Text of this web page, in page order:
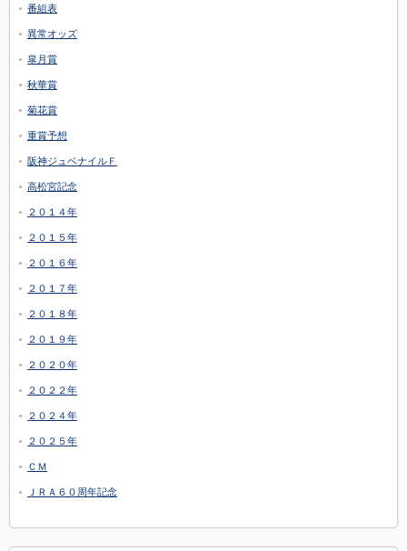
番組表
異常オッズ
皐月賞
秋華賞
菊花賞
重賞予想
阪神ジュベナイルＦ
高松宮記念
２０１４年
２０１５年
２０１６年
２０１７年
２０１８年
２０１９年
２０２０年
２０２２年
２０２４年
２０２５年
ＣＭ
ＪＲＡ６０周年記念